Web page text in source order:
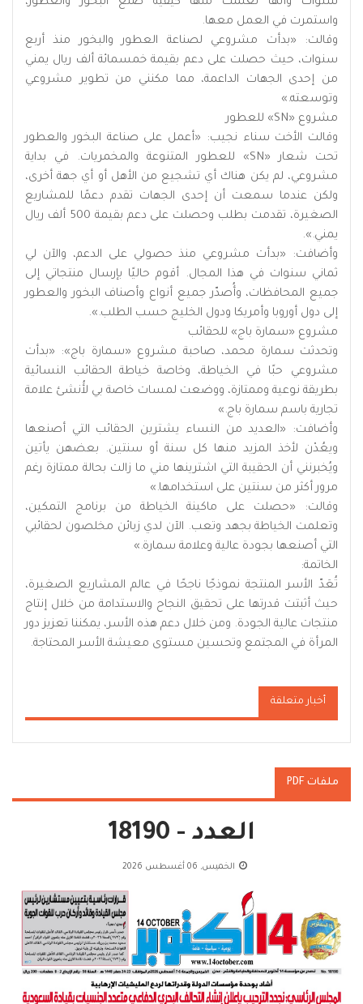
واستمرت في العمل معها.
وقالت: «بدأت مشروعي لصناعة العطور والبخور منذ أربع
سنوات، حيث حصلت على دعم بقيمة خمسمائة ألف ريال يمني
من إحدى الجهات الداعمة، مما مكنني من تطوير مشروعي
وتوسعته.»
مشروع «SN» للعطور
وقالت الأخت سناء نجيب: «أعمل على صناعة البخور والعطور
تحت شعار «SN» للعطور المتنوعة والمخمريات. في بداية
مشروعي، لم يكن هناك أي تشجيع من الأهل أو أي جهة أخرى،
ولكن عندما سمعت أن إحدى الجهات تقدم دعمًا للمشاريع
الصغيرة، تقدمت بطلب وحصلت على دعم بقيمة 500 ألف ريال
يمني.».
وأضافت: «بدأت مشروعي منذ حصولي على الدعم، والآن لي
ثماني سنوات في هذا المجال. أقوم حاليًا بإرسال منتجاتي إلى
جميع المحافظات، وأُصدّر جميع أنواع وأصناف البخور والعطور
إلى دول أوروبا وأمريكا ودول الخليج حسب الطلب.».
مشروع «سمارة باج» للحقائب
وتحدثت سمارة محمد، صاحبة مشروع «سمارة باج»: «بدأت
مشروعي حبًا في الخياطة، وخاصة خياطة الحقائب النسائية
بطريقة نوعية وممتازة، ووضعت لمسات خاصة بي لأُنشئ علامة
تجارية باسم سمارة باج.»
وأضافت: «العديد من النساء يشترين الحقائب التي أصنعها
ويعُدْن لأخذ المزيد منها كل سنة أو سنتين. بعضهن يأتين
ويُخبرنني أن الحقيبة التي اشترينها مني ما زالت بحالة ممتازة رغم
مرور أكثر من سنتين على استخدامها.»
وقالت: «حصلت على ماكينة الخياطة من برنامج التمكين،
وتعلمت الخياطة بجهد وتعب. الآن لدي زبائن مخلصون لحقائبي
التي أصنعها بجودة عالية وعلامة سمارة.»
الخاتمة:
تُعَدّ الأسر المنتجة نموذجًا ناجحًا في عالم المشاريع الصغيرة،
حيث أثبتت قدرتها على تحقيق النجاح والاستدامة من خلال إنتاج
منتجات عالية الجودة. ومن خلال دعم هذه الأسر، يمكننا تعزيز دور
المرأة في المجتمع وتحسين مستوى معيشة الأسر المحتاجة.
أخبار متعلقة
ملفات PDF
العدد - 18190
الخميس, 06 أغسطس 2026